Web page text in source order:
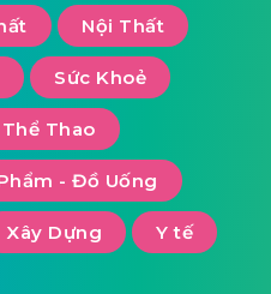
Nội Thất
Sức Khoẻ
Thể Thao
- Đồ Uống
Xây Dựng Y tế